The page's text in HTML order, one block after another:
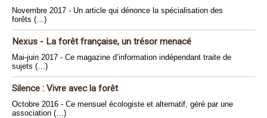
Novembre 2017 - Un article qui dénonce la spécialisation des
forêts (…)
Nexus - La forêt française, un trésor menacé
Mai-juin 2017 - Ce magazine d’information indépendant traite de
sujets (…)
Silence : Vivre avec la forêt
Octobre 2016 - Ce mensuel écologiste et alternatif, géré par une
association (…)